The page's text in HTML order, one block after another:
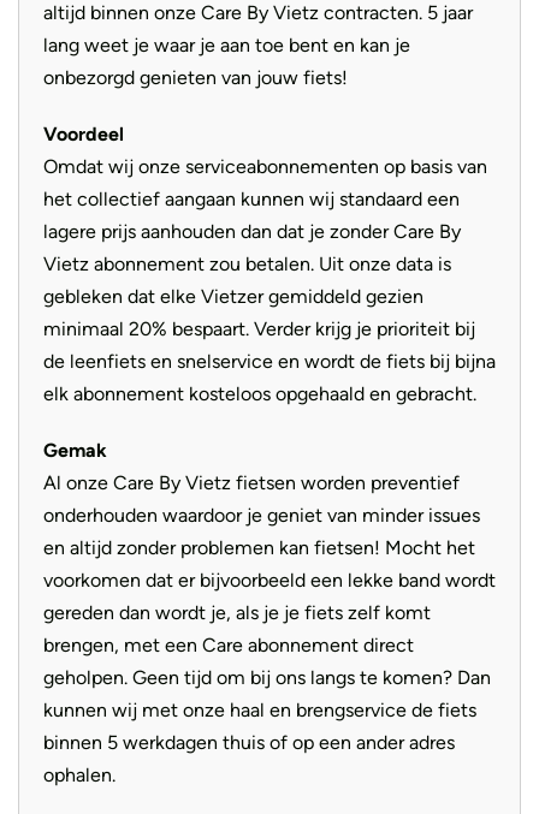
altijd binnen onze Care By Vietz contracten. 5 jaar
lang weet je waar je aan toe bent en kan je
onbezorgd genieten van jouw fiets!
Voordeel
Omdat wij onze serviceabonnementen op basis van
het collectief aangaan kunnen wij standaard een
lagere prijs aanhouden dan dat je zonder Care By
Vietz abonnement zou betalen. Uit onze data is
gebleken dat elke Vietzer gemiddeld gezien
minimaal 20% bespaart. Verder krijg je prioriteit bij
de leenfiets en snelservice en wordt de fiets bij bijna
elk abonnement kosteloos opgehaald en gebracht.
Gemak
Al onze Care By Vietz fietsen worden preventief
onderhouden waardoor je geniet van minder issues
en altijd zonder problemen kan fietsen! Mocht het
voorkomen dat er bijvoorbeeld een lekke band wordt
gereden dan wordt je, als je je fiets zelf komt
brengen, met een Care abonnement direct
geholpen. Geen tijd om bij ons langs te komen? Dan
kunnen wij met onze haal en brengservice de fiets
binnen 5 werkdagen thuis of op een ander adres
ophalen.